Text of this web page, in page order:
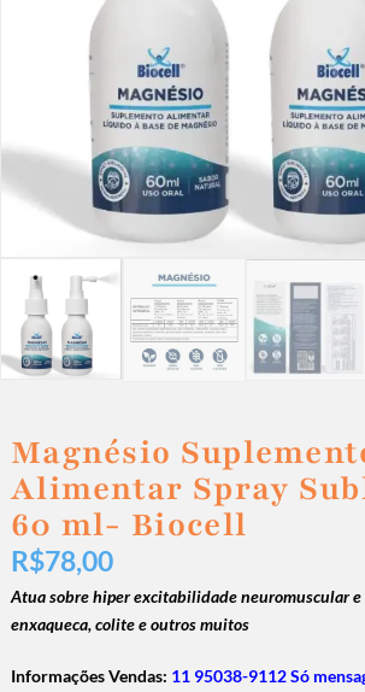
Magnésio
Alimentar Spray
60 ml- Biocell
R$78,00
Atua sobre hiper excitabilidade neuromuscular e
enxaqueca, colite e outros muitos
Informações Vendas: 11 95038-9112 Só